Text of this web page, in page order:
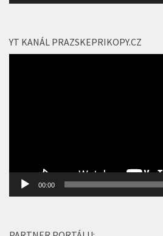
přehrávač
YT KANÁL PRAZSKEPRIKOPY.CZ
00:00